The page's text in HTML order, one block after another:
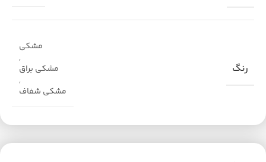
رنگ
مشکی
,
مشکی براق
,
مشکی شفاف